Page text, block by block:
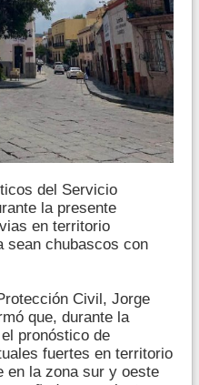
del Servicio
la presente
en territorio
sean chubascos con
Civil, Jorge
que, durante la
pronóstico de
fuertes en territorio
en la zona sur y oeste